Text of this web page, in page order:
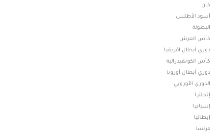
كان
أسود الأطلس
البطولة
كأس العرش
دوري أبطال افريقيا
كأس الكونفيدرالية
دوري أبطال أوروبا
الدوري الأوروبي
إنجلترا
إسبانيا
إيطاليا
فرنسا